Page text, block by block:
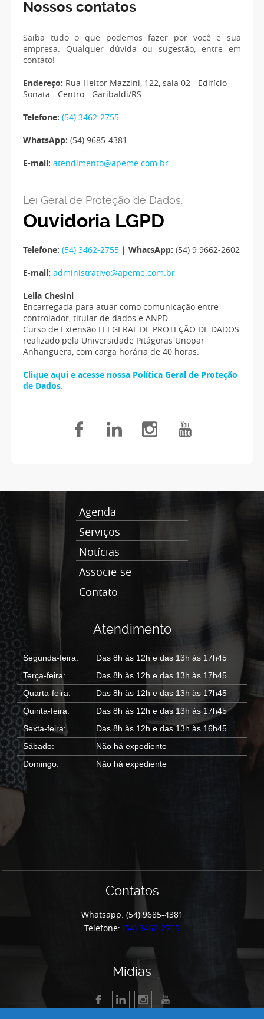
Nossos contatos
Saiba tudo o que podemos fazer por você e sua
empresa. Qualquer dúvida ou sugestão, entre em
contato!
Endereço: Rua Heitor Mazzini, 122, sala 02 - Edifício
Sonata - Centro - Garibaldi/RS
Telefone: (54) 3462-2755
WhatsApp: (54) 9685-4381
E-mail: atendimento@apeme.com.br
Lei Geral de Proteção de Dados:
Ouvidoria LGPD
Telefone: (54) 3462-2755 | WhatsApp: (54) 9 9662-2602
E-mail: administrativo@apeme.com.br
Leila Chesini
Encarregada para atuar como comunicação entre
controlador, titular de dados e ANPD.
Curso de Extensão LEI GERAL DE PROTEÇÃO DE DADOS
realizado pela Universidade Pitágoras Unopar
Anhanguera, com carga horária de 40 horas.
Clique aqui e acesse nossa Política Geral de Proteção
de Dados.
Agenda
Serviços
Notícias
Associe-se
Contato
Atendimento
Segunda-feira:
Das 8h às 12h e das 13h às 17h45
Terça-feira:
Das 8h às 12h e das 13h às 17h45
Quarta-feira:
Das 8h às 12h e das 13h às 17h45
Quinta-feira:
Das 8h às 12h e das 13h às 17h45
Sexta-feira:
Das 8h às 12h e das 13h às 16h45
Sábado:
Não há expediente
Domingo:
Não há expediente
Contatos
Whatsapp: (54) 9685-4381
Telefone: (54) 3462-2755
Mídias